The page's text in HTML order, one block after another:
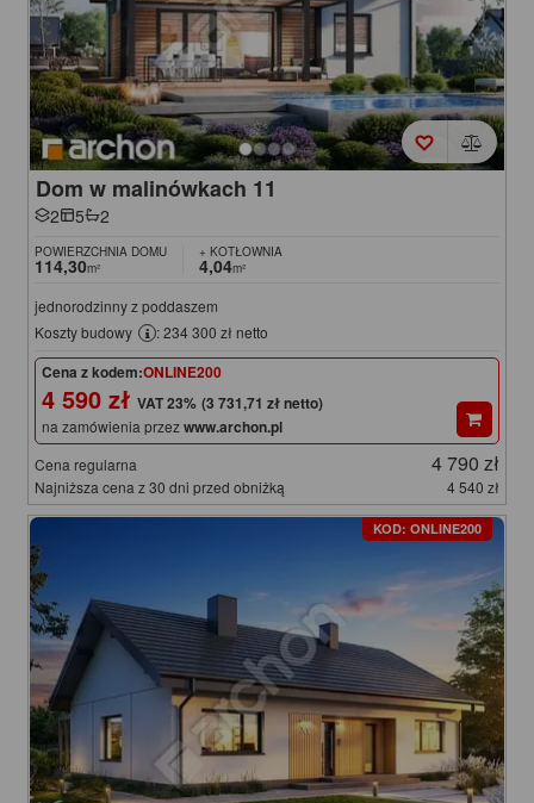
Dom w malinówkach 11
2 5 2
POWIERZCHNIA DOMU
114,30m²
+ KOTŁOWNIA
4,04m²
jednorodzinny z poddaszem
Koszty budowy
: 234 300 zł netto
Cena z kodem:ONLINE200
4 590 zł (3 731,71 zł netto)
na zamówienia przezwww.archon.pl
Cena regularna 4 790 zł
Najniższa cena z 30 dni przed obniżką 4 540 zł
KOD: ONLINE200